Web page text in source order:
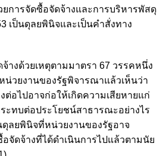
ยการจัดซื้อจัดจ้างและการบริหารพัสดุ
เป็นดุลยพินิจและเป็นคำสั่งทาง
างด้วยเหตุตามมาตรา 67 วรรคหนึ่ง
น่วยงานของรัฐพิจารณาแล้วเห็นว่า
อไปอาจก่อให้เกิดความเสียหายแก่
ะทบต่อประโยชน์สาธารณะอย่างไร
ลยพินิจที่หน่วยงานของรัฐอาจ
จัดจ้างที่ได้ดำเนินการไปแล้วตามนัย